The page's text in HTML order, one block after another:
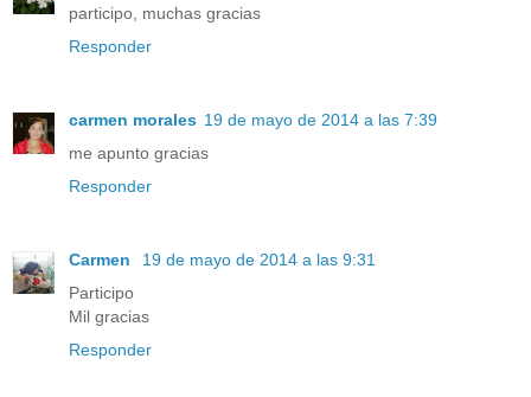
participo, muchas gracias
Responder
carmen morales 19 de mayo de 2014 a las 7:39
me apunto gracias
Responder
Carmen
19 de mayo de 2014 a las 9:31
Participo
Mil gracias
Responder